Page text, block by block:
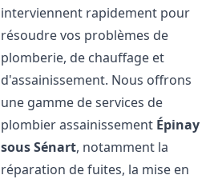
interviennent rapidement pour
résoudre vos problèmes de
plomberie, de chauffage et
d'assainissement. Nous offrons
une gamme de services de
plombier assainissement Épinay
sous Sénart, notamment la
réparation de fuites, la mise en